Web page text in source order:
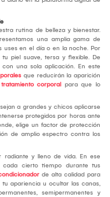
rutina de belleza y bienestar.
una amplia gama de
uses en el día o en la noche. Por
piel suave, tersa y flexible. De
una sola aplicación. En este
que reducirán la aparición
corporal para que lo
a grandes y chicos aplicarse
protegidos por horas ante
elige un factor de protección
de amplio espectro contra los
radiante y lleno de vida. En ese
cada cierto tiempo durante tus
de alta calidad para
apariencia u ocultar las canas,
semipermanentes y